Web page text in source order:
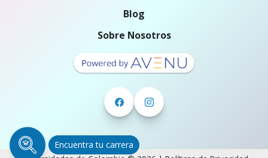
Encuentra tu carrera
Blog
Sobre Nosotros